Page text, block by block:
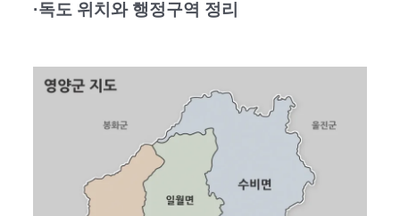
·독도 위치와 행정구역 정리